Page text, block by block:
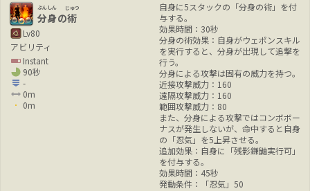
分身
ぶんしん
の術
じゅつ
Lv80
アビリティ
Instant
90秒
-
0m
0m
自身に5スタックの「分身の術」を付
与する。
効果時間：30秒
分身の術効果：自身がウェポンスキル
を実行すると、分身が出現して追撃を
行う。
分身による攻撃は固有の威力を持つ。
近接攻撃威力：160
遠隔攻撃威力：160
範囲攻撃威力：80
また、分身による攻撃ではコンボボー
ナスが発生しないが、命中すると自身
の「忍気」を5上昇させる。
追加効果：自身に「残影鎌鼬実行可」
を付与する。
効果時間：45秒
発動条件：「忍気」50